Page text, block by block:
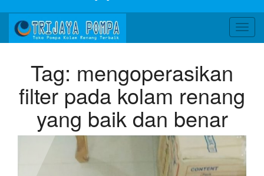
Tag: mengoperasikan
filter pada kolam renang
yang baik dan benar